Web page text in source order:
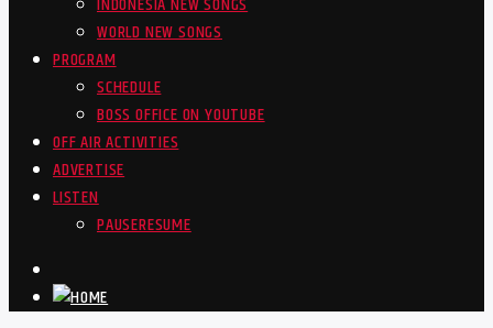
WORLD NEW SONGS
PROGRAM
SCHEDULE
BOSS OFFICE ON YOUTUBE
OFF AIR ACTIVITIES
ADVERTISE
LISTEN
PAUSERESUME